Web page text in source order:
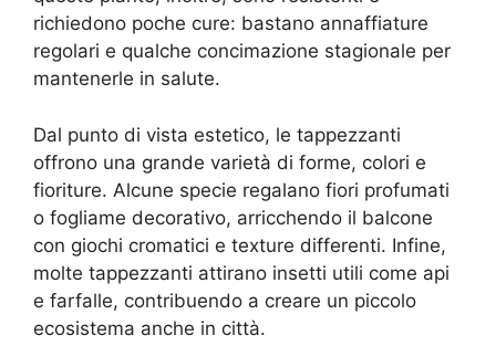
richiedono poche cure: bastano annaffiature
regolari e qualche concimazione stagionale per
mantenerle in salute.
Dal punto di vista estetico, le tappezzanti
offrono una grande varietà di forme, colori e
fioriture. Alcune specie regalano fiori profumati
o fogliame decorativo, arricchendo il balcone
con giochi cromatici e texture differenti. Infine,
molte tappezzanti attirano insetti utili come api
e farfalle, contribuendo a creare un piccolo
ecosistema anche in città.